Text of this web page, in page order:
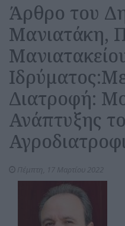
Άρθρο του
Μανιατάκη,
Διατροφή:
Ανάπτυξης